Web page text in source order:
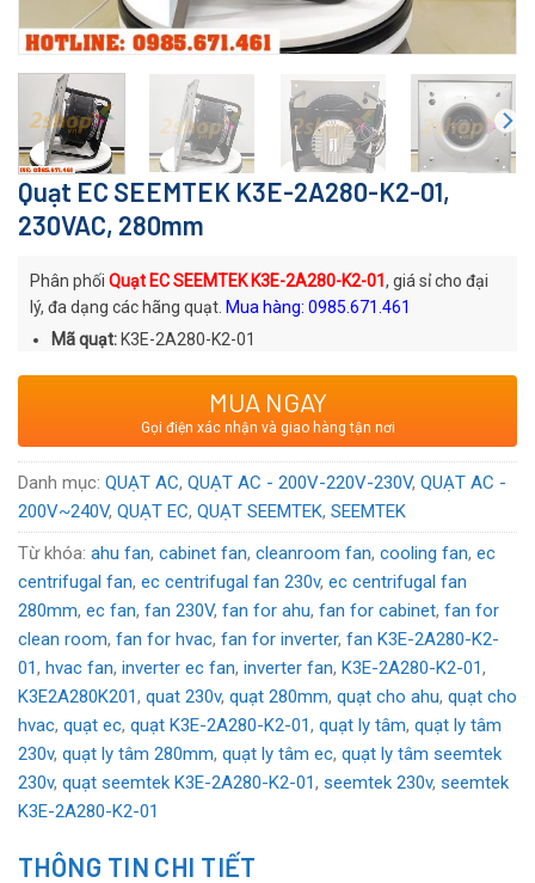
Quạt EC SEEMTEK K3E-2A280-K2-01,
230VAC, 280mm
Phân phối Quạt EC SEEMTEK K3E-2A280-K2-01 , giá sỉ cho đại
lý, đa dạng các hãng quạt. Mua hàng: 0985.671.461
Mã quạt: K3E-2A280-K2-01
Thương hiệu: Quạt EC SEEMTEK
Voltage:230VAC
MUA NGAY
Gọi điện xác nhận và giao hàng tận nơi
Danh mục: QUẠT AC, QUẠT AC - 200V-220V-230V, QUẠT AC -
200V~240V, QUẠT EC, QUẠT SEEMTEK, SEEMTEK
Từ khóa: ahu fan, cabinet fan, cleanroom fan, cooling fan, ec
centrifugal fan, ec centrifugal fan 230v, ec centrifugal fan
280mm, ec fan, fan 230V, fan for ahu, fan for cabinet, fan for
clean room, fan for hvac, fan for inverter, fan K3E-2A280-K2-
01, hvac fan, inverter ec fan, inverter fan, K3E-2A280-K2-01,
K3E2A280K201, quat 230v, quạt 280mm, quạt cho ahu, quạt cho
hvac, quạt ec, quạt K3E-2A280-K2-01, quạt ly tâm, quạt ly tâm
230v, quạt ly tâm 280mm, quạt ly tâm ec, quạt ly tâm seemtek
230v, quạt seemtek K3E-2A280-K2-01, seemtek 230v, seemtek
K3E-2A280-K2-01
THÔNG TIN CHI TIẾT